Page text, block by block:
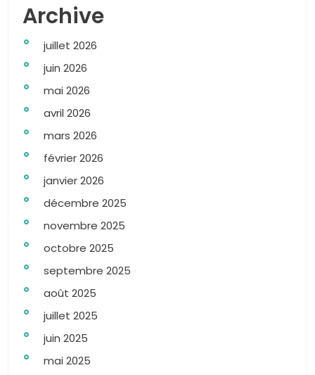
Archive
juillet 2026
juin 2026
mai 2026
avril 2026
mars 2026
février 2026
janvier 2026
décembre 2025
novembre 2025
octobre 2025
septembre 2025
août 2025
juillet 2025
juin 2025
mai 2025